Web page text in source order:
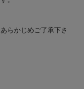
らかじめご了承下さ